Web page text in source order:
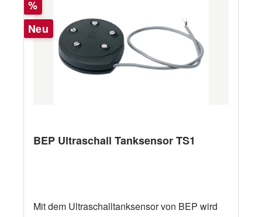
Rabatt
%
Neu
BEP Ultraschall Tanksensor TS1
Mit dem Ultraschalltanksensor von BEP wird